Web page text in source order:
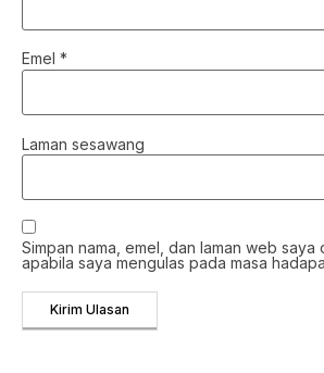
Emel *
Laman sesawang
Simpan nama, emel, dan laman web saya
apabila saya mengulas pada masa